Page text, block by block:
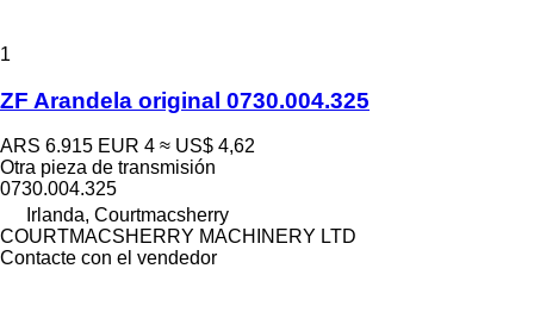
1
ZF Arandela original 0730.004.325
ARS 6.915 EUR 4 ≈ US$ 4,62
Otra pieza de transmisión
0730.004.325
Irlanda, Courtmacsherry
COURTMACSHERRY MACHINERY LTD
Contacte con el vendedor